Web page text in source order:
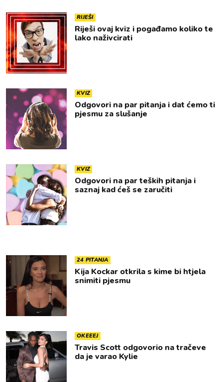
RIJEŠI
Riješi ovaj kviz i pogađamo koliko te
lako naživcirati
KVIZ
Odgovori na par pitanja i dat ćemo ti
pjesmu za slušanje
KVIZ
Odgovori na par teških pitanja i
saznaj kad ćeš se zaručiti
24 PITANJA
Kija Kockar otkrila s kime bi htjela
snimiti pjesmu
OKEEEJ
Travis Scott odgovorio na tračeve
da je varao Kylie